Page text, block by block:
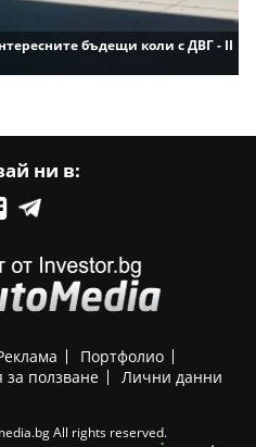
бъдещи коли с ДВГ - II
ни в:
Портфолио
за ползване Лични данни
All rights reserved.